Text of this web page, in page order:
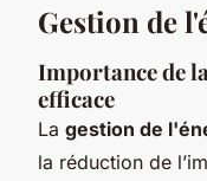
Gestion de
Importance de
efficace
La gestion de
la réduction de